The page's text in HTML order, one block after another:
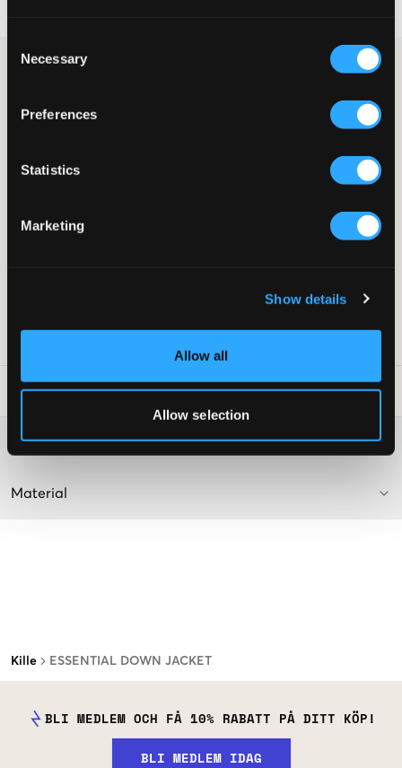
Selection
Necessary
Preferences
Statistics
Marketing
Show details
Allow all
Allow selection
Kille ESSENTIAL DOWN JACKET
Svart dunjacka med huva från Tommy Hilfiger. Vadderingen
och fickor med knapp finns i sidan. Märket logga är broderad
och placerad på bröstet. Denna jacka är en riktig klassiker.
Dragkedja
Vaddering: 30% fjädrar 70% ankdun
Tvättråd:
Mer information om tvättråd
Material
BLI MEDLEM OCH FÅ 10% RABATT PÅ DITT KÖP!
BLI MEDLEM IDAG